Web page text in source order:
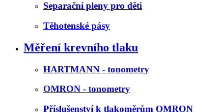
Separační pleny pro děti
Těhotenské pásy
Měření krevního tlaku
HARTMANN - tonometry
OMRON - tonometry
Příslušenství k tlakoměrům OMRON